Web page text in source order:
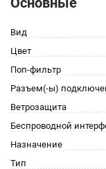
Вид
Цвет
Поп-фильтр
Разъем(-ы)
Ветрозащита
Беспроводной
Назначение
Тип